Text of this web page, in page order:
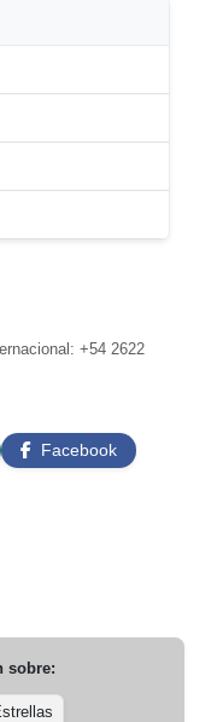
+54 2622
Facebook
sobre: